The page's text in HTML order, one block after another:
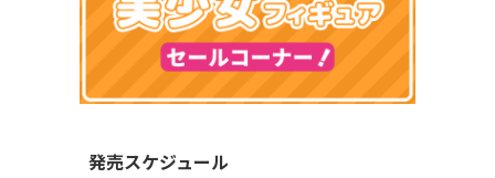
発売スケジュール